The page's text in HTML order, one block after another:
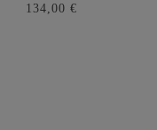
134,00 €